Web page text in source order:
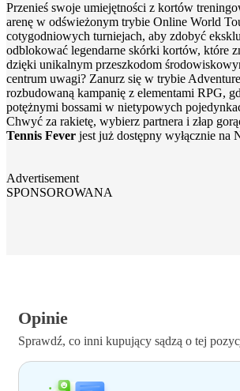
Przenieś swoje umiejętności z kortów
arenę w odświeżonym trybie Online World
cotygodniowych turniejach, aby zdobyć
odblokować legendarne skórki kortów, które
dzięki unikalnym przeszkodom
centrum uwagi? Zanurz się w trybie
rozbudowaną kampanię z elementami RPG,
potężnymi bossami w nietypowych
Chwyć za rakietę, wybierz partnera i złap
Tennis Fever jest już dostępny wyłącznie na
Advertisement
SPONSOROWANA
Opinie
Sprawdź, co inni kupujący sądzą o tej